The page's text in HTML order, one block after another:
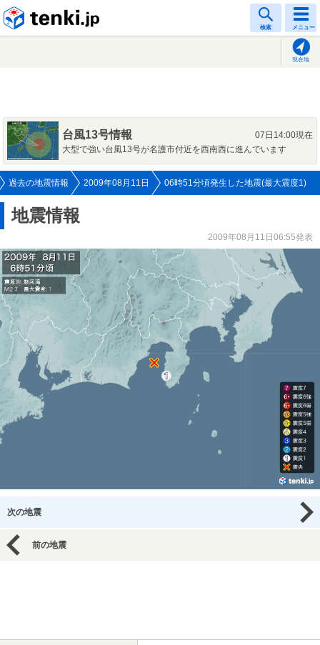
検索 メニュー
現在地
台風13号情報
07日14:00現在
大型で強い台風13号が名護市付近を西南西に進んでいます
過去の地震情報 2009年08月11日 06時51分頃発生した地震(最大震度1)
地震情報
2009年08月11日06:55発表
次の地震
前の地震